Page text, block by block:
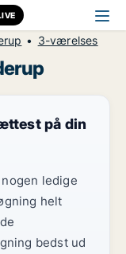
3-værelses
på din
ledige
helt
bedst ud